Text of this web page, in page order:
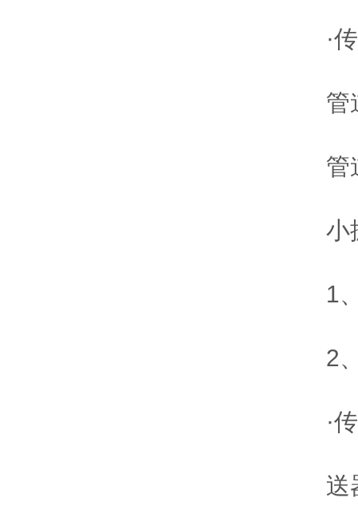
·传
管
管
小
1、
2、
·传
送